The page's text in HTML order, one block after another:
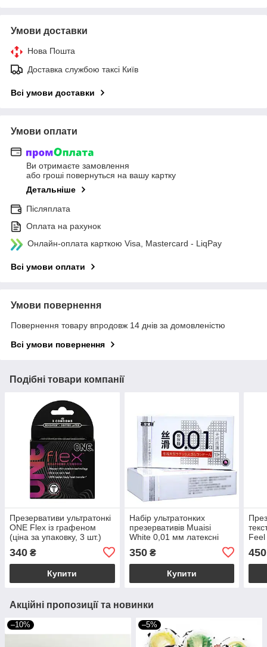
Умови доставки
Нова Пошта
Доставка службою таксі Київ
Всі умови доставки
Умови оплати
Ви отримаєте замовлення
або гроші повернуться на вашу картку
Детальніше
Післяплата
Оплата на рахунок
Онлайн-оплата карткою Visa, Mastercard - LiqPay
Всі умови оплати
Умови повернення
Повернення товару впродовж 14 днів за домовленістю
Всі умови повернення
Подібні товари компанії
Презервативи ультратонкі
ONE Flex із графеном
(ціна за упаковку, 3 шт.)
340 ₴
Купити
Набір ультратонких
презервативів Muaisi
White 0,01 мм латексні
(ціна за упаковку, 10 шт.)
350₴
Купити
Feel
450
Акційні пропозиції та новинки
–10% –5%